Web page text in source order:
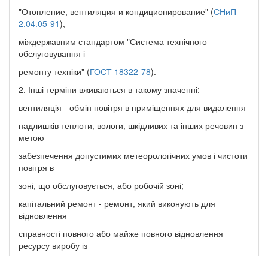
"Отопление, вентиляция и кондиционирование" (СНиП
2.04.05-91),
міждержавним стандартом "Система технічного
обслуговування і
ремонту техніки" (ГОСТ 18322-78).
2. Інші терміни вживаються в такому значенні:
вентиляція - обмін повітря в приміщеннях для видалення
надлишків теплоти, вологи, шкідливих та інших речовин з
метою
забезпечення допустимих метеорологічних умов і чистоти
повітря в
зоні, що обслуговується, або робочій зоні;
капітальний ремонт - ремонт, який виконують для
відновлення
справності повного або майже повного відновлення
ресурсу виробу із